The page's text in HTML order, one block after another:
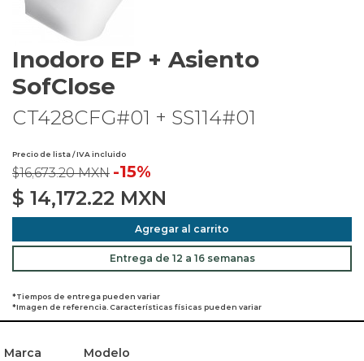
Inodoro EP + Asiento
SofClose
CT428CFG#01 + SS114#01
Precio de lista / IVA incluido
$16,673.20 MXN -15%
$ 14,172.22 MXN
Agregar al carrito
Entrega de 12 a 16 semanas
*Tiempos de entrega pueden variar
*Imagen de referencia. Características físicas pueden variar
Marca
Modelo